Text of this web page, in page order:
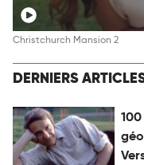
Christchurch Mansion 2
DERNIERS